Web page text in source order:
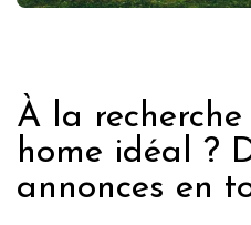
À la
home idéal ?
annonces en